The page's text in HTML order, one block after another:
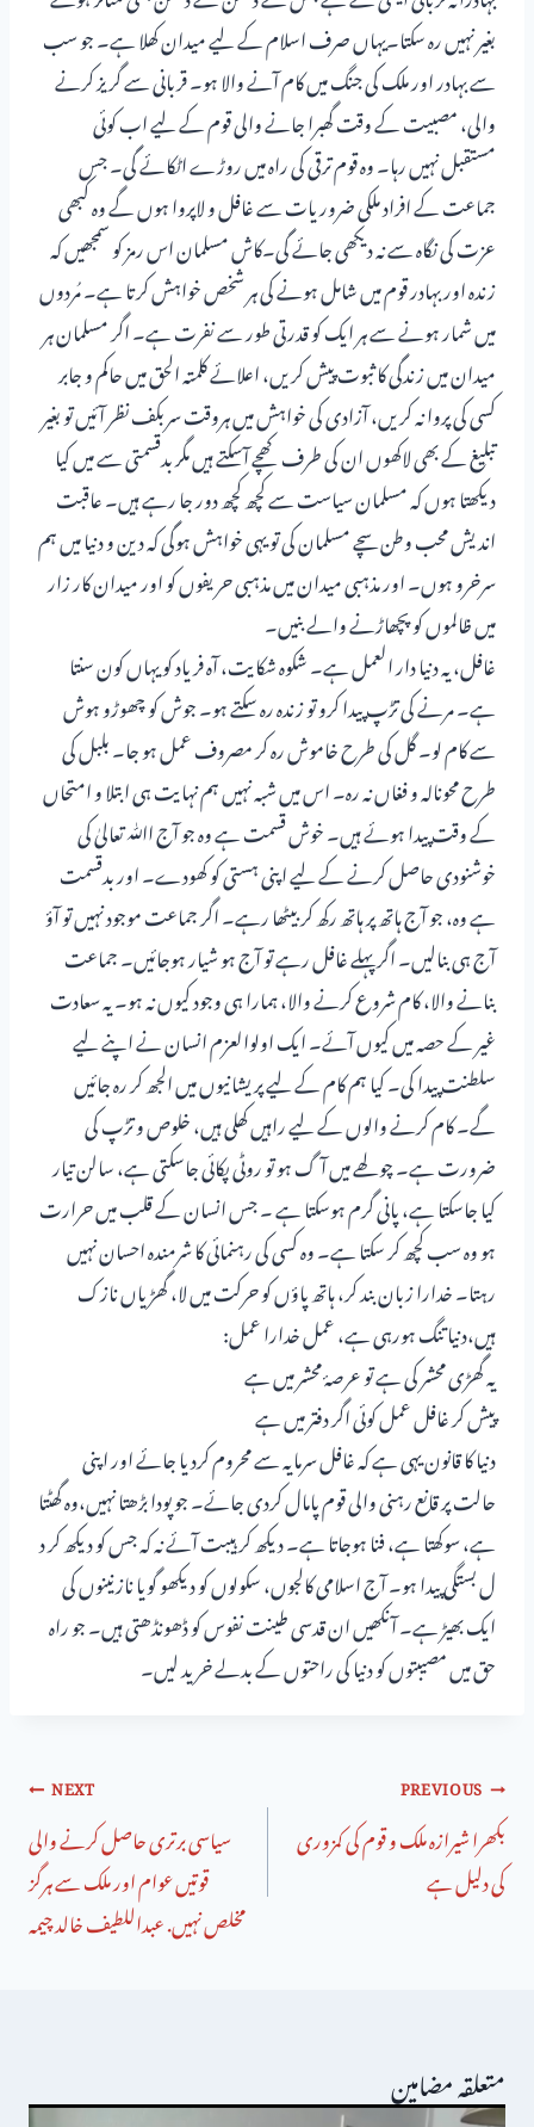
بغیر نہیں رہ سکتا۔یہاں صرف اسلام کے لیے میدان کھلا ہے۔ جو سب
سے بہادر اور ملک کی جنگ میں کام آنے والا ہو۔ قربانی سے گریز کرنے
والی، مصبیت کے وقت گھبرا جانے والی قوم کے لیے اب کوئی
مستقبل نہیں رہا۔ وہ قوم ترقی کی راہ میں روڑے اٹکائے گی۔ جس
جماعت کے افراد ملکی ضروریات سے غافل و لاپروا ہوں گے وہ کبھی
عزت کی نگاہ سے نہ دیکھی جائے گی۔کاش مسلمان اس رمز کو سمجھیں کہ
زندہ اور بہادر قوم میں شامل ہونے کی ہر شخص خواہش کرتا ہے۔ مُردوں
میں شمار ہونے سے ہر ایک کو قدرتی طور سے نفرت ہے۔ اگر مسلمان ہر
میدان میں زندگی کا ثبوت پیش کریں، اعلائے کلمتہ الحق میں حاکم و جابر
کسی کی پروا نہ کریں، آزادی کی خواہش میں ہروقت سربکف نظر آئیں تو بغیر
تبلیغ کے بھی لاکھوں ان کی طرف کھچے آسکتے ہیں مگر بدقسمتی سے میں کیا
دیکھتا ہوں کہ مسلمان سیاست سے کچھ کچھ دور جا رہے ہیں۔ عاقبت
اندیش محب وطن سچے مسلمان کی تو یہی خواہش ہوگی کہ دین و دنیا میں ہم
سرخرو ہوں۔ اور مذہبی میدان میں مذہبی حریفوں کو اور میدان کار زار
میں ظالموں کو پچھاڑنے والے بنیں۔
غافل، یہ دنیا دار العمل ہے۔ شکوہ شکایت، آہ فریاد کو یہاں کون سنتا
ہے۔ مرنے کی تڑپ پیدا کرو تو زندہ رہ سکتے ہو۔ جوش کو چھوڑو ہوش
سے کام لو۔ گل کی طرح خاموش رہ کر مصروف عمل ہو جا۔ بلبل کی
طرح محونالہ و فغاں نہ رہ۔ اس میں شبہ نہیں ہم نہایت ہی ابتلا و امتحاں
کے وقت پیدا ہوئے ہیں۔ خوش قسمت ہے وہ جو آج اﷲ تعالیٰ کی
خوشنودی حاصل کرنے کے لیے اپنی ہستی کو کھودے۔ اور بدقسمت
ہے وہ، جو آج ہاتھ پر ہاتھ رکھ کر بیٹھا رہے۔ اگر جماعت موجود نہیں تو آؤ
آج ہی بنالیں۔ اگر پہلے غافل رہے تو آج ہو شیار ہوجائیں۔ جماعت
بنانے والا، کام شروع کرنے والا، ہمارا ہی وجود کیوں نہ ہو۔ یہ سعادت
غیر کے حصہ میں کیوں آئے۔ ایک اولوالعزم انسان نے اپنے لیے
سلطنت پیدا کی۔ کیا ہم کام کے لیے پریشانیوں میں الجھ کر رہ جائیں
گے۔ کام کرنے والوں کے لیے راہیں کھلی ہیں، خلوص و تڑپ کی
ضرورت ہے۔ چولھے میں آگ ہو تو روٹی پکائی جاسکتی ہے، سالن تیار
کیا جاسکتا ہے، پانی گرم ہوسکتا ہے ۔ جس انسان کے قلب میں حرارت
ہو وہ سب کچھ کر سکتا ہے۔ وہ کسی کی رہنمائی کا شرمندہ احسان نہیں
رہتا۔ خدارا زبان بند کر، ہاتھ پاؤں کو حرکت میں لا، گھڑیاں نازک
ہیں،دنیا تنگ ہورہی ہے، عمل خدارا عمل:
یہ گھڑی محشر کی ہے تو عرصۂ محشر میں ہے
پیش کر غافل عمل کوئی اگر دفتر میں ہے
دنیا کا قانون یہی ہے کہ غافل سرمایہ سے محروم کردیا جائے اور اپنی
حالت پر قانع رہنی والی قوم پامال کردی جائے۔ جو پودا بڑھتا نہیں،وہ گھٹتا
ہے، سوکھتا ہے، فنا ہوجاتا ہے۔ دیکھ کر ہیبت آئے نہ کہ جس کو دیکھ کر د
ل بستگی پیدا ہو۔ آج اسلامی کالجوں، سکولوں کو دیکھو گویا نازنینوں کی
ایک بھیڑ ہے۔ آنکھیں ان قدسی طینت نفوس کو ڈھونڈھتی ہیں۔ جو راہ
حق میں مصیبتوں کو دنیا کی راحتوں کے بدلے خرید لیں۔
PREVIOUS
بکھرا شیرازہ ملک و قوم کی کمزوری
کی دلیل ہے
NEXT
سیاسی برتری حاصل کرنے والی
قوتیں عوام اور ملک سے ہرگز
مخلص نہیں. عبداللطیف خالد چیمہ
متعلقہ مضامین